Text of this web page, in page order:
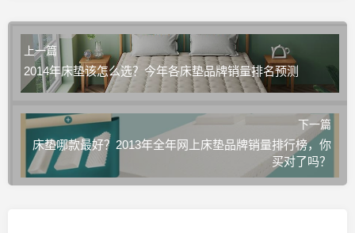
上一篇
2014年床垫该怎么选？今年各床垫品牌销量排名预测
下一篇
床垫哪款最好？2013年全年网上床垫品牌销量排行榜，你
买对了吗？